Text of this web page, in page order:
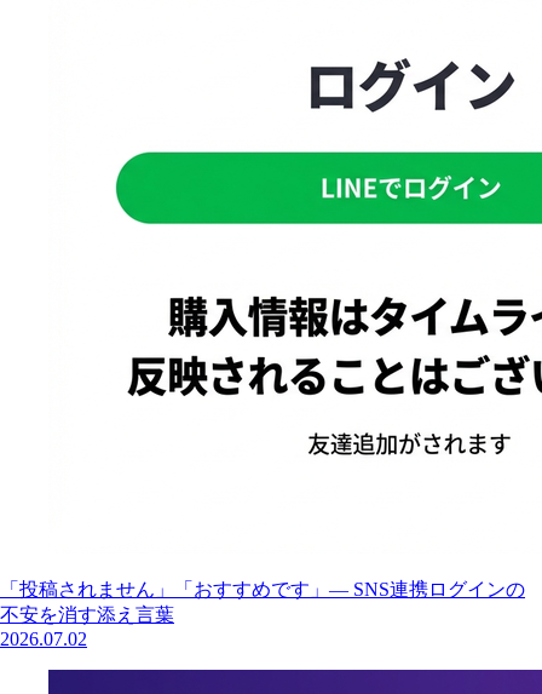
「投稿されません」「おすすめです」— SNS連携ログインの
不安を消す添え言葉
2026.07.02